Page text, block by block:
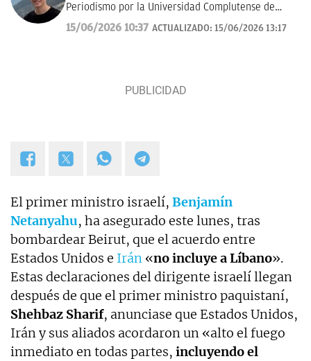
Periodismo por la Universidad Complutense de
Madrid.rafael.sanchez@okdiario.com
15/06/2026 10:37 ACTUALIZADO: 15/06/2026 13:17
El primer ministro israelí, Benjamín
Netanyahu, ha asegurado este lunes, tras
bombardear Beirut, que el acuerdo entre
Estados Unidos e Irán «no incluye a Líbano».
Estas declaraciones del dirigente israelí llegan
después de que el primer ministro paquistaní,
Shehbaz Sharif, anunciase que Estados Unidos,
Irán y sus aliados acordaron un «alto el fuego
inmediato en todas partes, incluyendo el